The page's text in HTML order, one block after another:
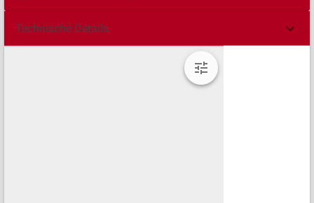
Technische Details